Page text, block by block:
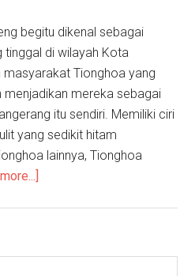
begitu dikenal sebagai
tinggal di wilayah Kota
masyarakat Tionghoa yang
menjadikan mereka sebagai
itu sendiri. Memiliki ciri
yang sedikit hitam
lainnya, Tionghoa